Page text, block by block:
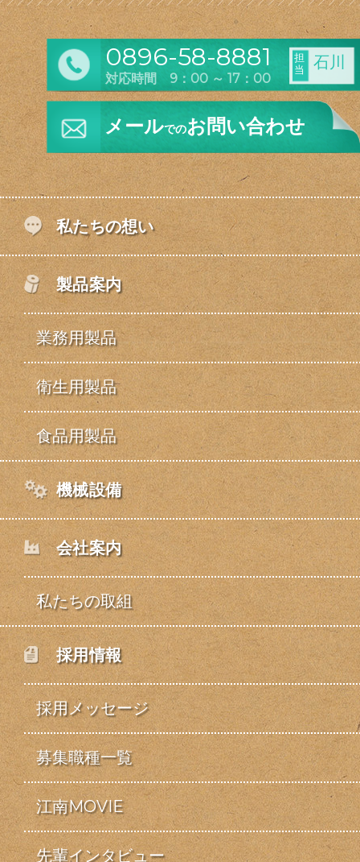
0896-58-8881
対応時間 9：00 ～ 17：00
担
当
石川
メールでのお問い合わせ
私たちの想い
製品案内
業務用製品
衛生用製品
食品用製品
機械設備
会社案内
私たちの取組
採用情報
採用メッセージ
募集職種一覧
江南MOVIE
先輩インタビュー